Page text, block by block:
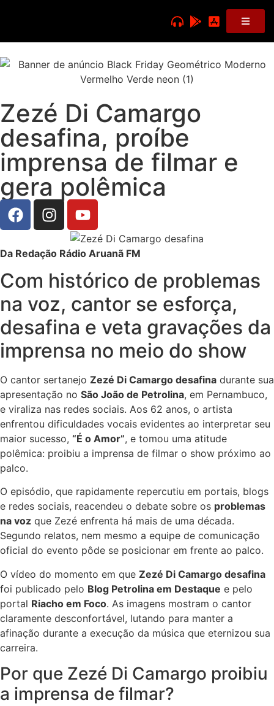
Zezé Di Camargo
desafina, proíbe
imprensa de filmar e
gera polêmica
Da Redação Rádio Aruanã FM
Com histórico de problemas
na voz, cantor se esforça,
desafina e veta gravações da
imprensa no meio do show
O cantor sertanejo Zezé Di Camargo desafina durante sua
apresentação no São João de Petrolina, em Pernambuco,
e viraliza nas redes sociais. Aos 62 anos, o artista
enfrentou dificuldades vocais evidentes ao interpretar seu
maior sucesso, “É o Amor”, e tomou uma atitude
polêmica: proibiu a imprensa de filmar o show próximo ao
palco.
O episódio, que rapidamente repercutiu em portais, blogs
e redes sociais, reacendeu o debate sobre os problemas
na voz que Zezé enfrenta há mais de uma década.
Segundo relatos, nem mesmo a equipe de comunicação
oficial do evento pôde se posicionar em frente ao palco.
O vídeo do momento em que Zezé Di Camargo desafina
foi publicado pelo Blog Petrolina em Destaque e pelo
portal Riacho em Foco. As imagens mostram o cantor
claramente desconfortável, lutando para manter a
afinação durante a execução da música que eternizou sua
carreira.
Por que Zezé Di Camargo proibiu
a imprensa de filmar?